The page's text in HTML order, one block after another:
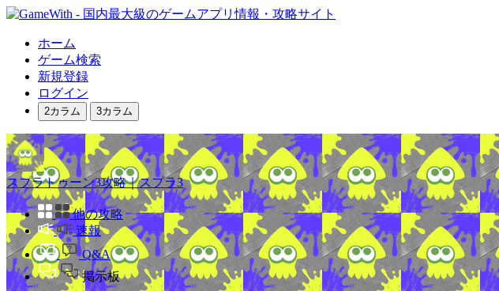
ホーム
ゲーム検索
新規登録
ログイン
2カラム 3カラム
スプラトゥーン3攻略｜スプラ3
他の攻略
速報
Q&A
掲示板